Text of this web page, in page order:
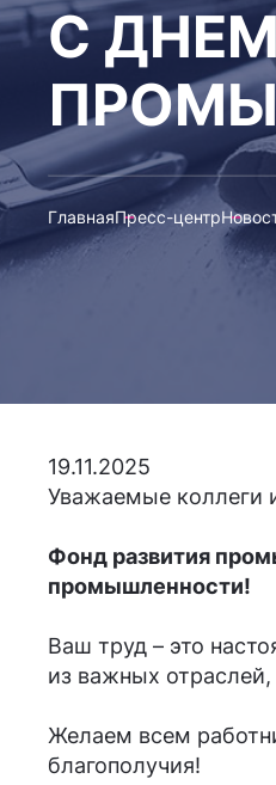
С
ГлавнаяПресс-центр
19.11.2025
Уважаемые коллеги
Фонд развития
промышленности!
Ваш труд – это
из важных
Желаем всем
благополучия!